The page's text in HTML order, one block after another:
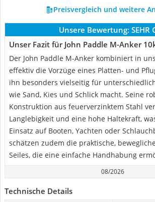
Preisvergleich und weitere
Unsere Bewertung: SEHR
Unser Fazit für John Paddle M-Anker
Der John Paddle M-Anker kombiniert in
effektiv die Vorzüge eines Platten- und
ihn besonders vielseitig für
wie Sand, Kies und Schlick macht. Seine
Konstruktion aus feuerverzinktem Stahl
Langlebigkeit und eine hohe Haltekraft,
Einsatz auf Booten, Yachten oder
schätzen zudem die praktische,
Seiles, die eine einfache Handhabung
08/2026
Technische Details